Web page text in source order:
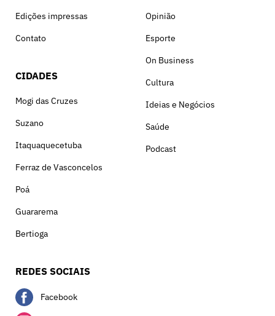
Edições impressas
Contato
CIDADES
Mogi das Cruzes
Suzano
Itaquaquecetuba
Ferraz de Vasconcelos
Poá
Guararema
Bertioga
Opinião
Esporte
On Business
Cultura
Ideias e Negócios
Saúde
Podcast
REDES SOCIAIS
Facebook